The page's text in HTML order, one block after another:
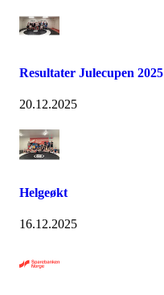
Resultater Julecupen 2025
20.12.2025
Helgeøkt
16.12.2025